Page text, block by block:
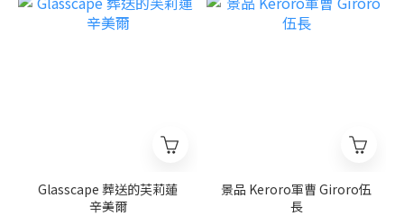
Glasscape 葬送的芙莉蓮
辛美爾
景品 Keroro軍曹 Giroro伍
長